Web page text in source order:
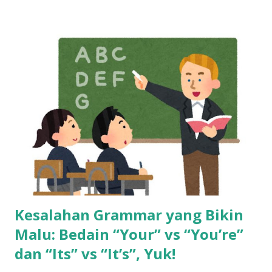
Raya” Tahun 2013, seorang anak muda umur 20 tahun kerja
di mall, dibayar cuma per hari. Bisa dibilang pas-pasan buat
sekadar bertahan hidup. Tapi semuanya berubah waktu dia
pindah ke dunia call center. Begitu terima gaji pertamanya,
rasanya kayak menang undian. Pendapatannya langsung naik
dua kali lipat. Rasanya hidup jadi lebih cerah. Tapi cerita gak
berhenti di sana. Gaji besar di awal bisa bikin terlena.
Banyak yang merasa cukup, padahal tantangan hidup ma...
Kesalahan Grammar yang Bikin
Malu: Bedain “Your” vs “You’re”
dan “Its” vs “It’s”, Yuk!